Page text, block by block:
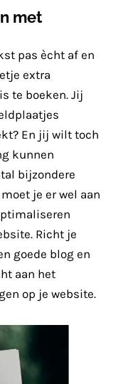
met
pas ècht af en
extra
te boeken. Jij
En jij wilt toch
kunnen
bijzondere
je er wel aan
Richt je
goede blog en
aan het
op je website.